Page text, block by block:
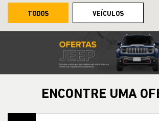
TODOS VEÍCULOS
ENCONTRE UMA